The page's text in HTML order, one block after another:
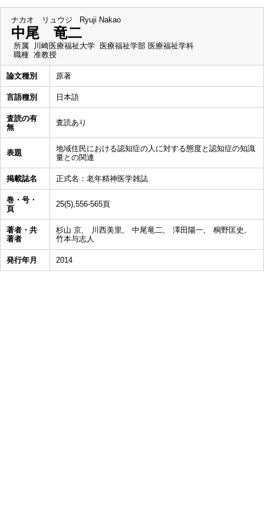
ナカオ リュウジ Ryuji Nakao
中尾 竜二
所属
川崎医療福祉大学 医療福祉学部 医療福祉学科
職種 准教授
論文種別 原著
言語種別 日本語
査読の有
無
査読あり
表題
地域住民における認知症の人に対する態度と認知症の知識
量との関連
掲載誌名 正式名：老年精神医学雑誌
巻・号・
頁
25(5),556-565頁
著者・共
著者
杉山 京, 川西美里, 中尾竜二, 澤田陽一, 桐野匡史,
竹本与志人
発行年月 2014